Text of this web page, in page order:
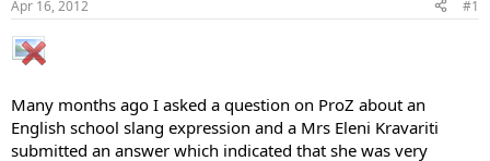
t
a
r
r
t
Apr 16, 2012 #1
Many months ago I asked a question on ProZ about an
English school slang expression and a Mrs Eleni Kravariti
submitted an answer which indicated that she was very